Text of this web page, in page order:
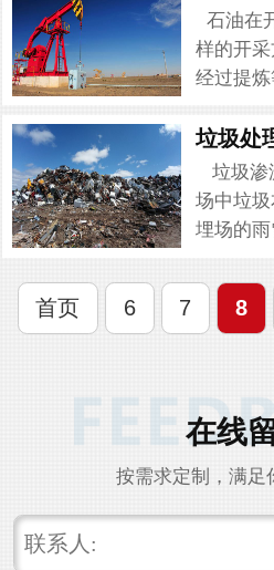
能破坏
消除效
石油在
样的开
经过提
到各种
题是很
地层中
泡沫。
垃圾渗
场中垃
埋场的
度的有
程中会
首页 6 7 8
在线
按需求定制，满足